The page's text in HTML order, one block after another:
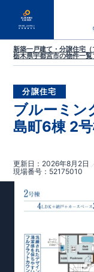
新築一戸建て・分譲住宅
栃木県宇都宮市の物件一覧
分譲住宅
ブルーミン
島町6棟 2
更新日 2026年8月2日
現場番号
52175010